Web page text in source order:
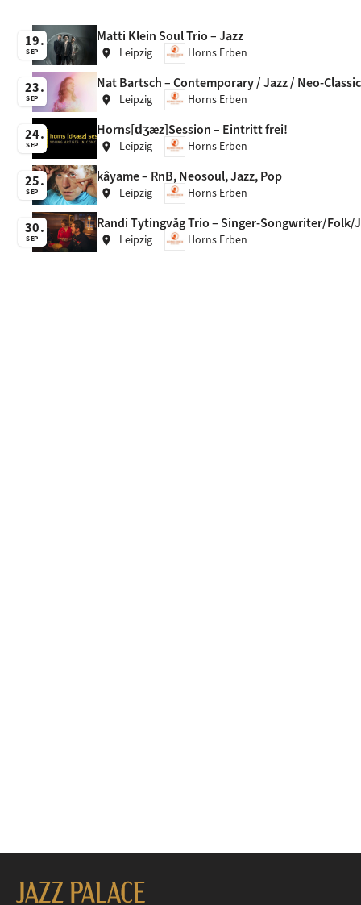
19
SEP
Matti Klein Soul Trio – Jazz
location_on Leipzig Horns Erben
23
SEP
Nat Bartsch – Contemporary / Jazz / Neo-Classic
location_on Leipzig Horns Erben
24
SEP
Horns[dʒæz]Session – Eintritt frei!
location_on Leipzig Horns Erben
25
SEP
kâyame – RnB, Neosoul, Jazz, Pop
location_on Leipzig Horns Erben
30
SEP
Randi Tytingvåg Trio – Singer-Songwriter/Folk/
location_on Leipzig Horns Erben